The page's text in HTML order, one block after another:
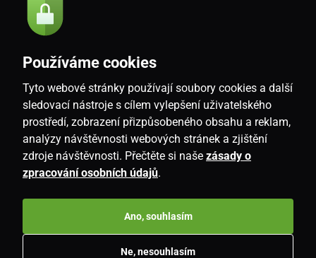
Souhlasím se
CZ
www.i-living.cz. Všechna práva vyhrazena.
Používáme cookies
Tyto webové stránky používají soubory cookies a další
sledovací nástroje s cílem vylepšení uživatelského
prostředí, zobrazení přizpůsobeného obsahu a reklam,
analýzy návštěvnosti webových stránek a zjištění
zdroje návštěvnosti. Přečtěte si naše zásady o
zpracování osobních údajů.
Ne, nesouhlasím
Ano, souhlasím